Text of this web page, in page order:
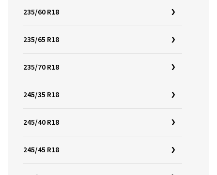
235/60 R18
235/65 R18
235/70 R18
245/35 R18
245/40 R18
245/45 R18